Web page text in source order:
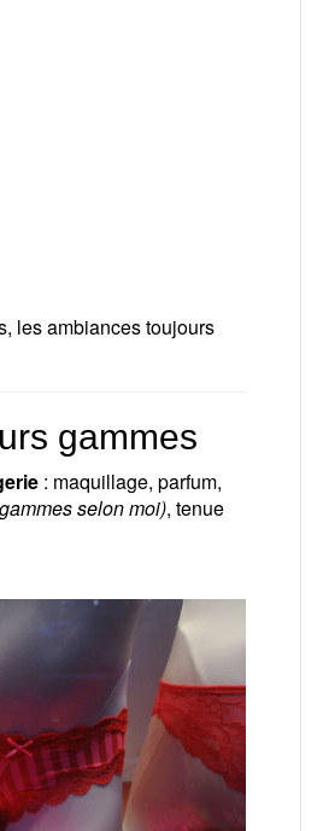
les ambiances toujours
gammes
: maquillage, parfum,
selon moi), tenue